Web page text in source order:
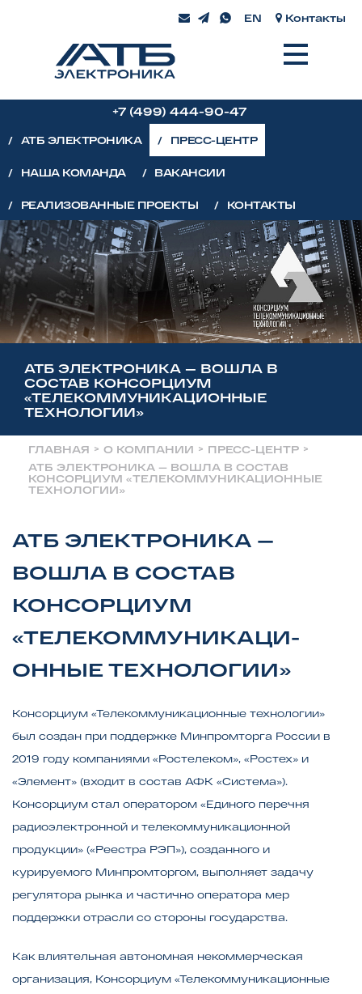
EN Контакты
+7 (499) 444-90-47
/ АТБ ЭЛЕКТРОНИКА / ПРЕСС-ЦЕНТР
/ НАША КОМАНДА / ВАКАНСИИ
/ РЕАЛИЗОВАННЫЕ ПРОЕКТЫ / КОНТАКТЫ
АТБ ЭЛЕКТРОНИКА — ВОШЛА В
СОСТАВ КОНСОРЦИУМ
«ТЕЛЕКОММУНИКАЦИ­ОННЫЕ
ТЕХНОЛОГИИ»
ГЛАВНАЯ > О КОМПАНИИ > ПРЕСС-ЦЕНТР >
АТБ ЭЛЕКТРОНИКА — ВОШЛА В СОСТАВ
КОНСОРЦИУМ «ТЕЛЕКОММУНИКАЦИ­ОННЫЕ
ТЕХНОЛОГИИ»
АТБ ЭЛЕКТРОНИКА —
ВОШЛА В СОСТАВ
КОНСОРЦИУМ
«ТЕЛЕКОММУНИКАЦИ­
ОННЫЕ ТЕХНОЛОГИИ»
Консорциум «Телекоммуникационные технологии»
был создан при поддержке Минпромторга России в
2019 году компаниями «Ростелеком», «Ростех» и
«Элемент» (входит в состав АФК «Система»).
Консорциум стал оператором «Единого перечня
радиоэлектронной и телекоммуникационной
продукции» («Реестра РЭП»), созданного и
курируемого Минпромторгом, выполняет задачу
регулятора рынка и частично оператора мер
поддержки отрасли со стороны государства.
Как влиятельная автономная некоммерческая
организация, Консорциум «Телекоммуникационные